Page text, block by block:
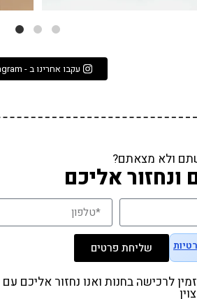
עקבו אחרינו ב - Instagram
ולא מצאתם?
אליכם
שליחת פרטים
לרכישה בחנות ואנו נחזור אליכם